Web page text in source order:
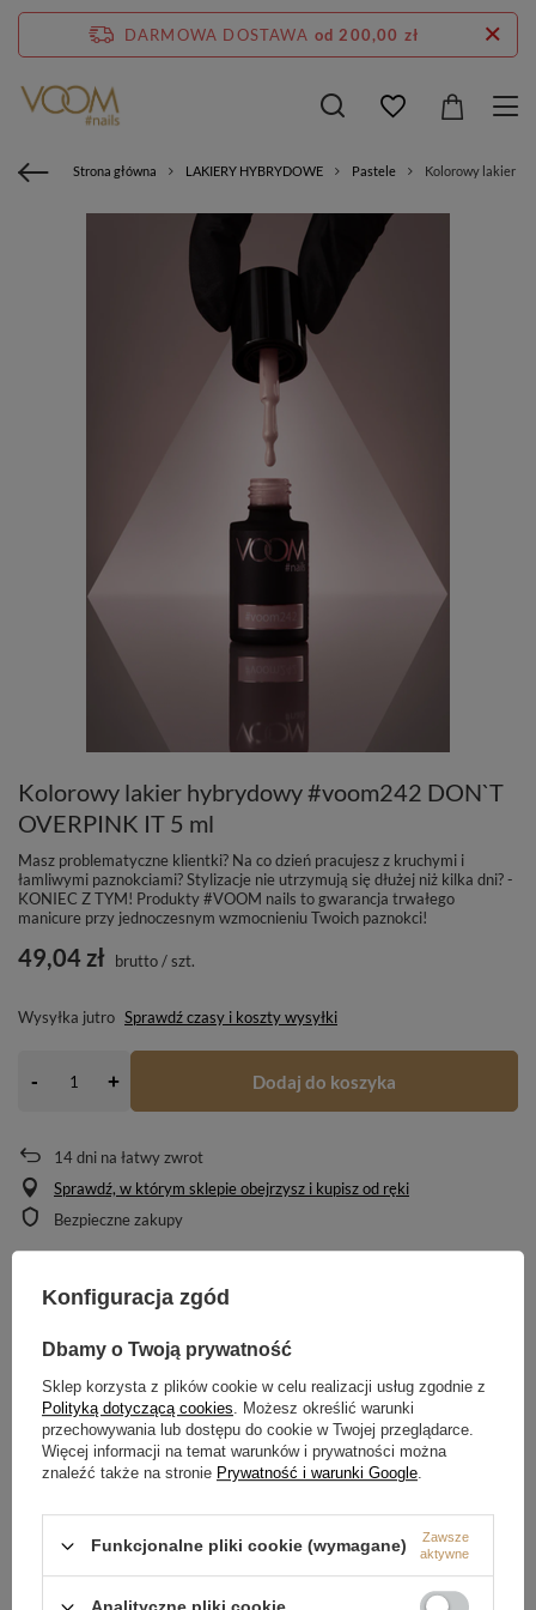
DARMOWA DOSTAWA od 200,00 zł
Strona główna LAKIERY HYBRYDOWE Pastele Kolorowy lakier
Kolorowy lakier hybrydowy #voom242 DON`T
OVERPINK IT 5 ml
Masz problematyczne klientki? Na co dzień pracujesz z kruchymi i
łamliwymi paznokciami? Stylizacje nie utrzymują się dłużej niż kilka dni? -
KONIEC Z TYM! Produkty #VOOM nails to gwarancja trwałego
manicure przy jednoczesnym wzmocnieniu Twoich paznokci!
Wysyłka jutro Sprawdź czasy i koszty wysyłki
49,04 zł brutto/szt.
- + Dodaj do koszyka
14dni na łatwy zwrot
Sprawdź, w którym sklepie obejrzysz i kupisz od ręki
Bezpieczne zakupy
OPIS
SZCZEGÓŁOWE DANE
OPINIE (0)
Potrzebujesz pomocy? Masz pytania?
Zadaj pytanie a my odpowiemy niezwłocznie,
dla innych.
Zadaj pytanie
Konfiguracja zgód
Dbamy o Twoją prywatność
Sklep korzysta z plików cookie w celu realizacji usług zgodnie z
Polityką dotyczącą cookies. Możesz określić warunki
przechowywania lub dostępu do cookie w Twojej przeglądarce.
Więcej informacji na temat warunków i prywatności można
znaleźć także na stronie Prywatność i warunki Google.
Funkcjonalne pliki cookie (wymagane)
Zawsze
aktywne